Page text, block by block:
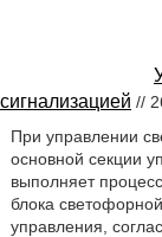
сигнализацией //
При управлении
основной секции
выполняет
блока
управления,